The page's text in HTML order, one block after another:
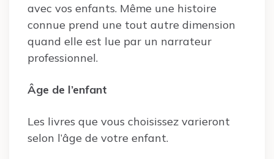
avec vos enfants. Même une histoire
connue prend une tout autre dimension
quand elle est lue par un narrateur
professionnel.
Âge de l’enfant
Les livres que vous choisissez varieront
selon l’âge de votre enfant.